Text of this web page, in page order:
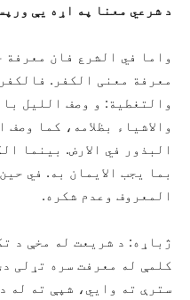
د شرعي معنا په اړه يې
واما في الشرع فان
معرفة معنی الکفر.
والتغطیة: و وصف اللیل
والاشیاء بظلامه، کما
البذور في الارض. بینما
بما یجب الایمان به. في
المعروف وعدم شکره.
ژباړه: د شریعت له مخې د
کلمې له معرفت سره تړلی
سترې ته وايي، شپې ته له